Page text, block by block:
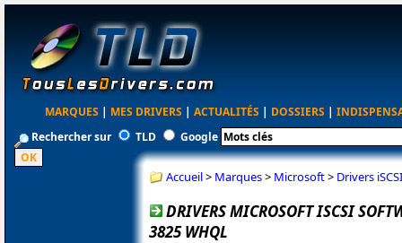
MARQUES | MES DRIVERS | ACTUALITÉS | DOSSIERS |
Rechercher sur
TLD Google
Accueil> Marques> Microsoft> Drivers
DRIVERS MICROSOFT ISCSI
3825 WHQL